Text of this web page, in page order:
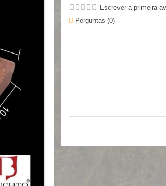
Escrever a primeira
Perguntas (0)